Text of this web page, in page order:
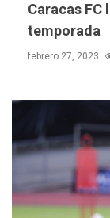
Caracas
temporada
febrero 27, 2023